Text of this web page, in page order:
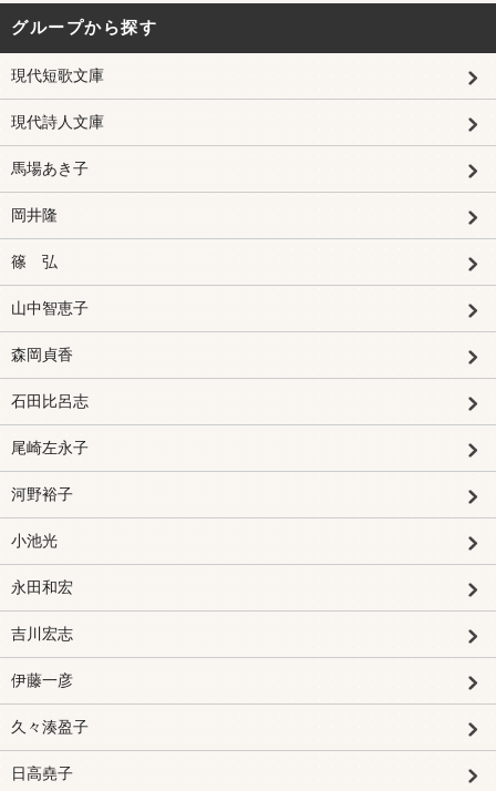
グループから探す
現代短歌文庫
現代詩人文庫
馬場あき子
岡井隆
篠 弘
山中智恵子
森岡貞香
石田比呂志
尾崎左永子
河野裕子
小池光
永田和宏
吉川宏志
伊藤一彦
久々湊盈子
日高堯子